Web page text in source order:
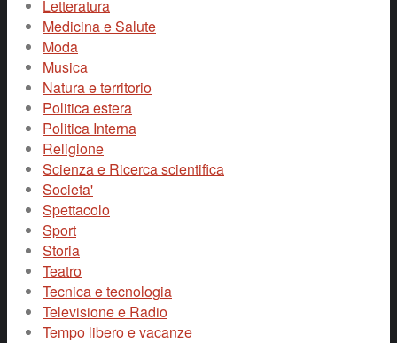
Letteratura
Medicina e Salute
Moda
Musica
Natura e territorio
Politica estera
Politica Interna
Religione
Scienza e Ricerca scientifica
Societa'
Spettacolo
Sport
Storia
Teatro
Tecnica e tecnologia
Televisione e Radio
Tempo libero e vacanze